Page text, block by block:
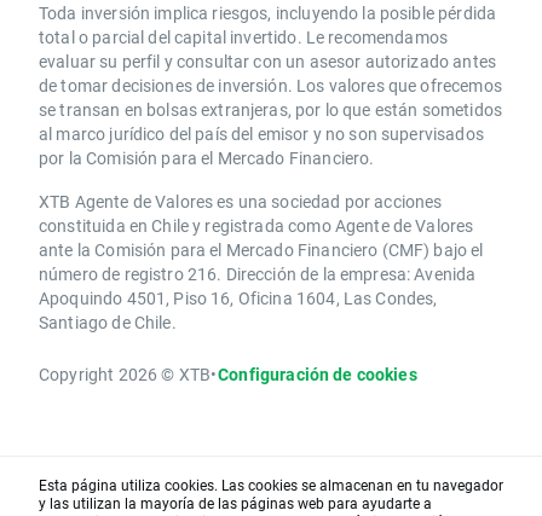
Toda inversión implica riesgos, incluyendo la posible pérdida
total o parcial del capital invertido. Le recomendamos
evaluar su perfil y consultar con un asesor autorizado antes
de tomar decisiones de inversión. Los valores que ofrecemos
se transan en bolsas extranjeras, por lo que están sometidos
al marco jurídico del país del emisor y no son supervisados
por la Comisión para el Mercado Financiero.
XTB Agente de Valores es una sociedad por acciones
constituida en Chile y registrada como Agente de Valores
ante la Comisión para el Mercado Financiero (CMF) bajo el
número de registro 216. Dirección de la empresa: Avenida
Apoquindo 4501, Piso 16, Oficina 1604, Las Condes,
Santiago de Chile.
Copyright 2026 © XTB•Configuración de cookies
Esta página utiliza cookies. Las cookies se almacenan en tu navegador
y las utilizan la mayoría de las páginas web para ayudarte a